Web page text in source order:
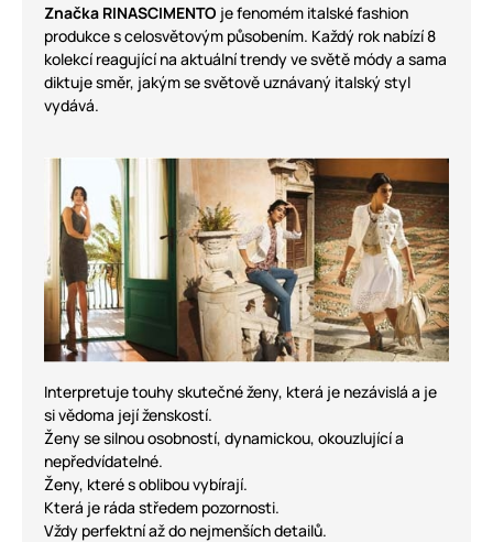
Značka RINASCIMENTO je fenomém italské fashion
produkce s celosvětovým působením. Každý rok nabízí 8
kolekcí reagující na aktuální trendy ve světě módy a sama
diktuje směr, jakým se světově uznávaný italský styl
vydává.
Interpretuje touhy skutečné ženy, která je nezávislá a je
si vědoma její ženskostí.
Ženy se silnou osobností, dynamickou, okouzlující a
nepředvídatelné.
Ženy, které s oblibou vybírají.
Která je ráda středem pozornosti.
Vždy perfektní až do nejmenších detailů.